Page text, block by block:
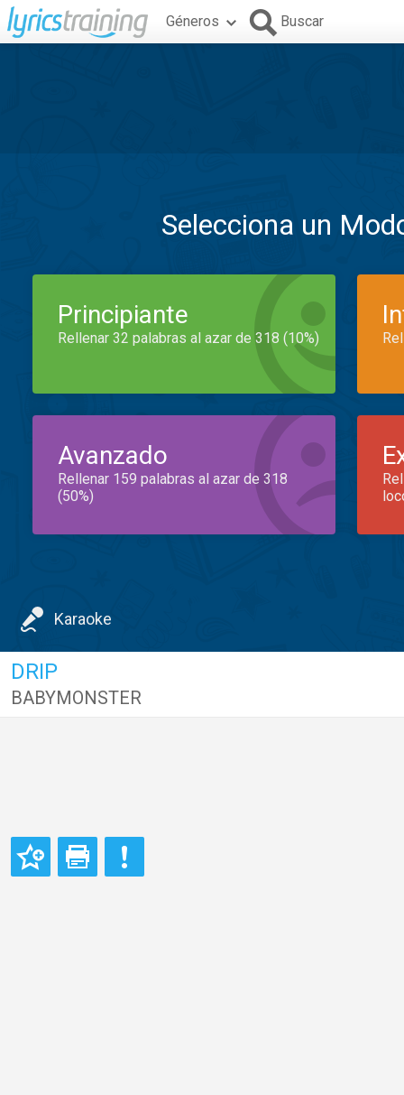
Géneros Buscar
Selecciona un
Principiante
Rellenar 32 palabras al azar de 318 (10%)
Avanzado
Rellenar 159 palabras al azar de 318
(50%)
Karaoke
DRIP
BABYMONSTER